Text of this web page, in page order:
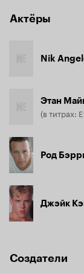
Актёры
Nik
Этан
(в титрах:
Род
Джэйк
Создатели